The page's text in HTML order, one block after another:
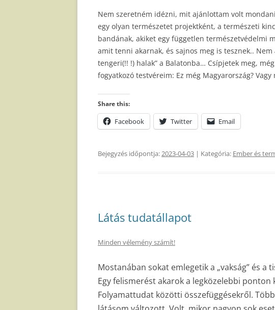
Nem szeretném idézni, mit ajánlottam volt
egy olyan természetet projektként, a természeti
bandának, akiket egy független természetvédelmi
amit tenni akarnak, és sajnos meg is tesznek..
tengeri(!! !) halak” a Balatonba… Csípjetek meg,
fogyatkozó testvéreim: Ez még Magyarország? Vagy
Share this:
Facebook Twitter Email
Bejegyzés időpontja:2023-04-03 | Kategória: Ember és
Látás tudatállapot
Minden vélemény számít!
Mostanában sokat emlegetik a „vakság” és a
Egy felismerést akarok a legközelebbi ponton
Folyamattudat közötti összefüggésekről.